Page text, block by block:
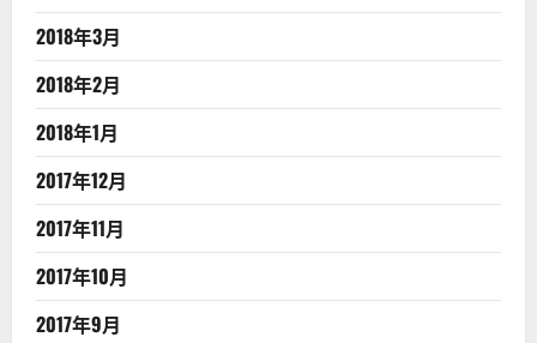
2018年3月
2018年2月
2018年1月
2017年12月
2017年11月
2017年10月
2017年9月